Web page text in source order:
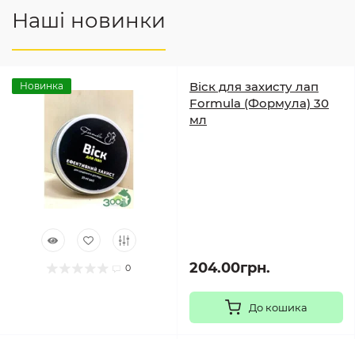
Наші новинки
Новинка
0
Віск для захисту лап
Formula (Формула) 30
мл
204.00грн.
До кошика